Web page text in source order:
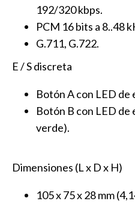
192/320 kbps.
PCM 16 bits a 8..48
G.711, G.722.
E / S discreta
Botón A con LED de
Botón B con LED
verde).
Dimensiones (L x D x H)
105 x 75 x 28 mm